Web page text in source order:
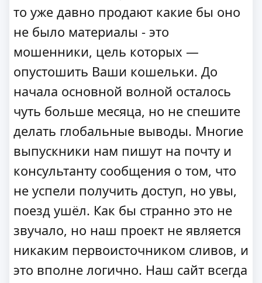
то уже давно продают какие бы оно
не было материалы - это
мошенники, цель которых —
опустошить Ваши кошельки. До
начала основной волной осталось
чуть больше месяца, но не спешите
делать глобальные выводы. Многие
выпускники нам пишут на почту и
консультанту сообщения о том, что
не успели получить доступ, но увы,
поезд ушёл. Как бы странно это не
звучало, но наш проект не является
никаким первоисточником сливов, и
это вполне логично. Наш сайт всегда